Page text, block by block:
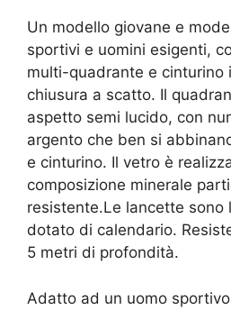
Un modello giovane e
sportivi e uomini esigenti,
multi-quadrante e cinturino
chiusura a scatto. Il
aspetto semi lucido, con
argento che ben si
e cinturino. Il vetro è
composizione minerale
resistente.Le lancette sono
dotato di calendario.
5 metri di profondità.
Adatto ad un uomo